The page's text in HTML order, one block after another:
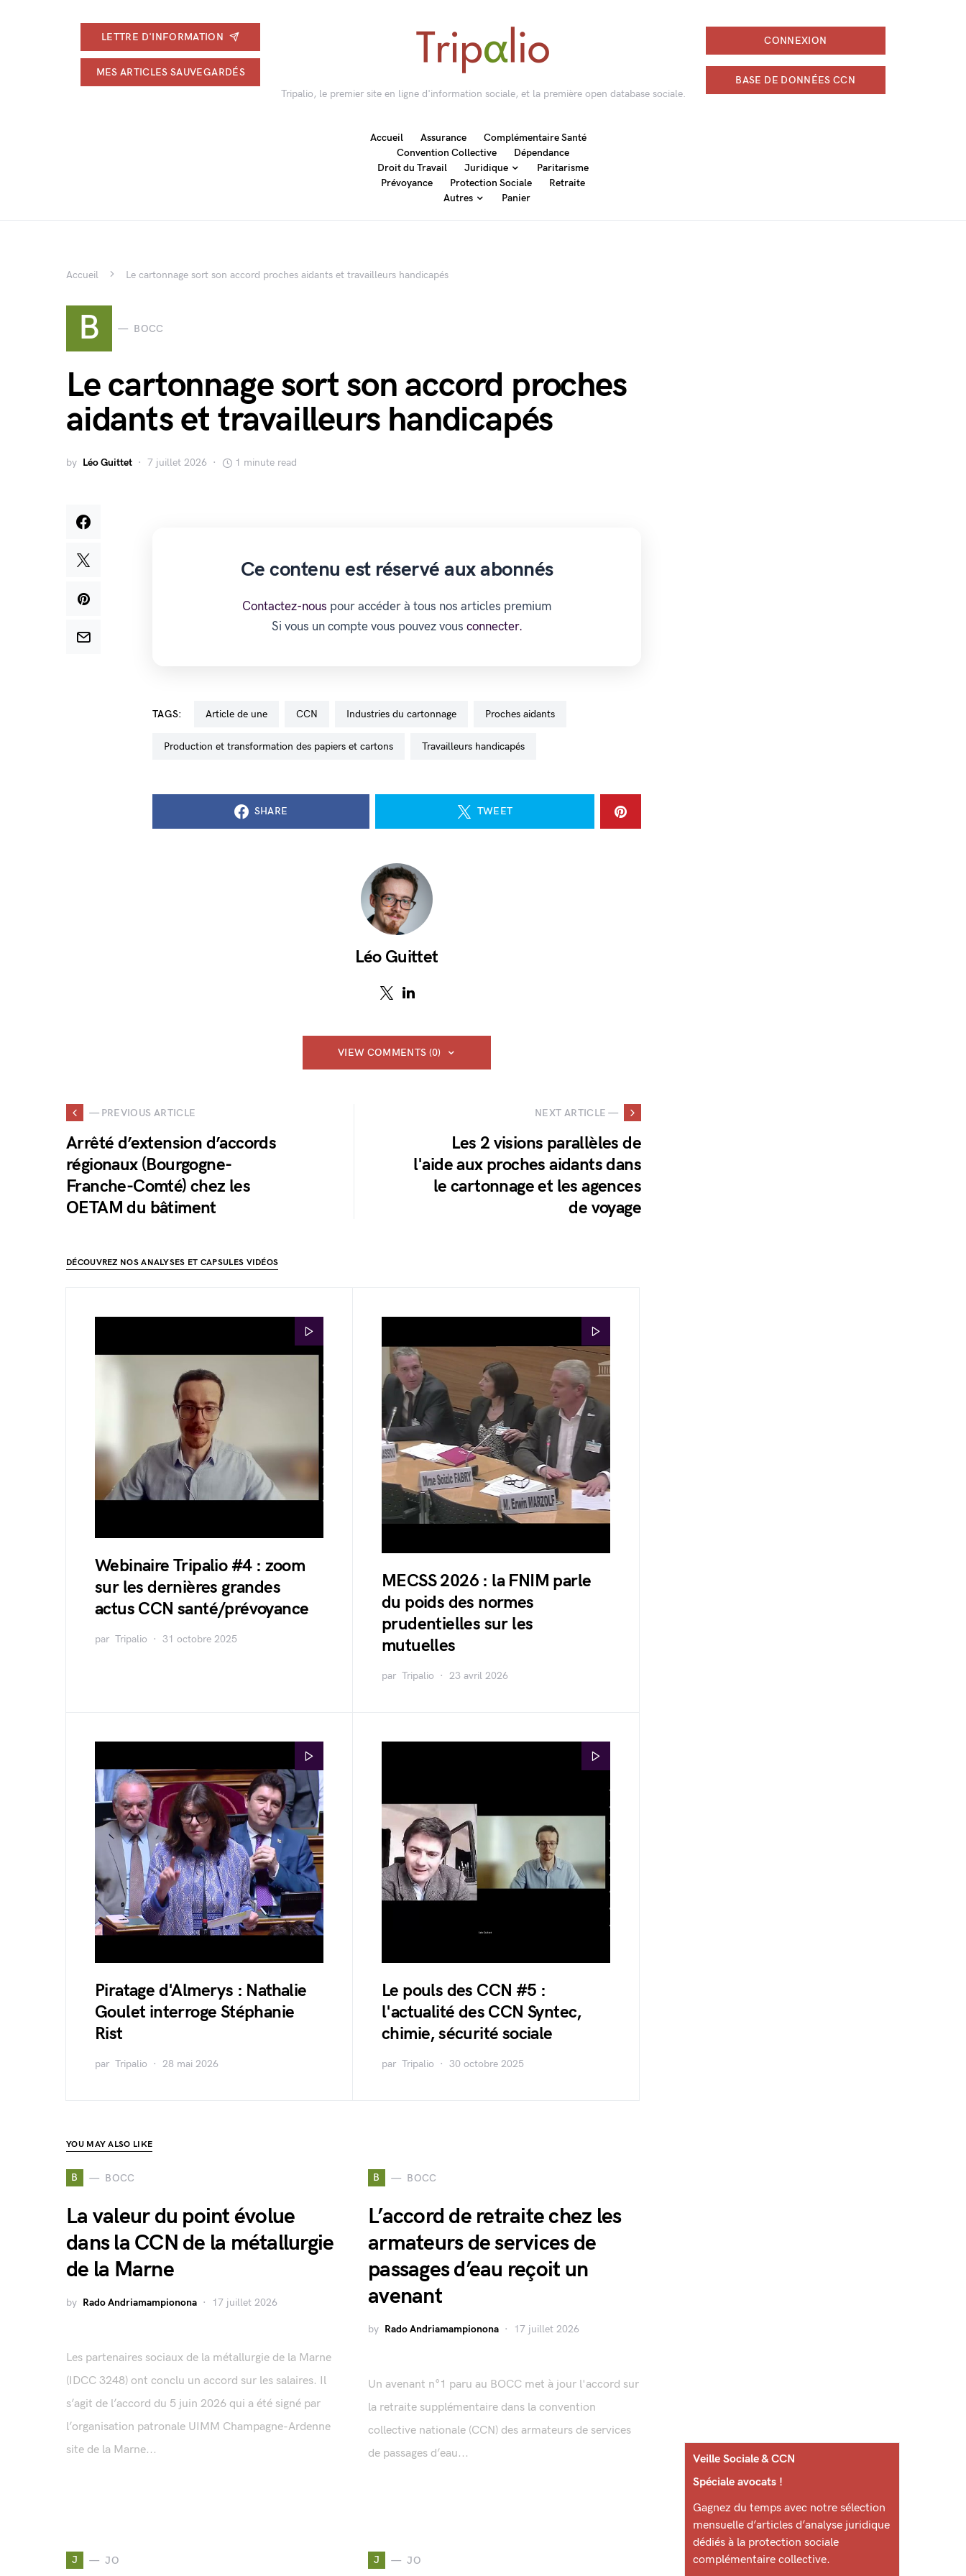
LETTRE D'INFORMATION
MES ARTICLES SAUVEGARDÉS
Tripalio, le premier site en ligne d'information sociale, et la première open database sociale.
CONNEXION
BASE DE DONNÉES CCN
Accueil Assurance
Complémentaire Santé
Convention Collective
Dépendance
Droit du Travail
Juridique
Paritarisme
Prévoyance
Protection Sociale
Retraite
Autres
Panier
Accueil Le cartonnage sort son accord proches aidants et travailleurs handicapés
B BOCC
Le cartonnage sort son accord proches
aidants et travailleurs handicapés
by Léo Guittet 7 juillet 2026 1 minute read
Ce contenu est réservé aux abonnés
Contactez-nous pour accéder à tous nos articles premium
Si vous un compte vous pouvez vous connecter.
TAGS: Article de une CCN industries du cartonnage proches aidants
production et transformation des papiers et cartons travailleurs handicapés
SHARE TWEET
Léo Guittet
VIEW COMMENTS (0)
— PREVIOUS ARTICLE
Arrêté d’extension d’accords
régionaux (Bourgogne-
Franche-Comté) chez les
OETAM du bâtiment
NEXT ARTICLE —
Les 2 visions parallèles de
l'aide aux proches aidants dans
le cartonnage et les agences
de voyage
DÉCOUVREZ NOS ANALYSES ET CAPSULES VIDÉOS
Webinaire Tripalio #4 : zoom
sur les dernières grandes
actus CCN santé/prévoyance
par Tripalio 31 octobre 2025
MECSS 2026 : la FNIM parle
du poids des normes
prudentielles sur les
mutuelles
par Tripalio 23 avril 2026
Piratage d'Almerys : Nathalie
Goulet interroge Stéphanie
Rist
par Tripalio 28 mai 2026
Le pouls des CCN #5 :
l'actualité des CCN Syntec,
chimie, sécurité sociale
par Tripalio 30 octobre 2025
YOU MAY ALSO LIKE
B BOCC
La valeur du point évolue
dans la CCN de la métallurgie
de la Marne
by Rado Andriamampionona 17 juillet 2026
Les partenaires sociaux de la métallurgie de la Marne
(IDCC 3248) ont conclu un accord sur les salaires. Il
s’agit de l’accord du 5 juin 2026 qui a été signé par
l’organisation patronale UIMM Champagne-Ardenne
site de la Marne...
B BOCC
L’accord de retraite chez les
armateurs de services de
passages d’eau reçoit un
avenant
by Rado Andriamampionona 17 juillet 2026
Un avenant n°1 paru au BOCC met à jour l'accord sur
la retraite supplémentaire dans la convention
collective nationale (CCN) des armateurs de services
de passages d’eau...
J JO J JO
Veille Sociale & CCN
Spéciale avocats !
Gagnez du temps avec notre sélection
mensuelle d’articles d’analyse juridique
dédiés à la protection sociale
complémentaire collective.